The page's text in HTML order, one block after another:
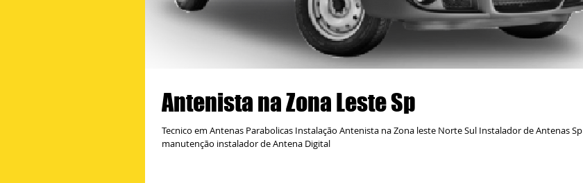
Antenista na Zona Leste Sp
Tecnico em Antenas Parabolicas Instalação Antenista na Zona leste Norte Sul Instalador de Antenas Sp
manutenção instalador de Antena Digital